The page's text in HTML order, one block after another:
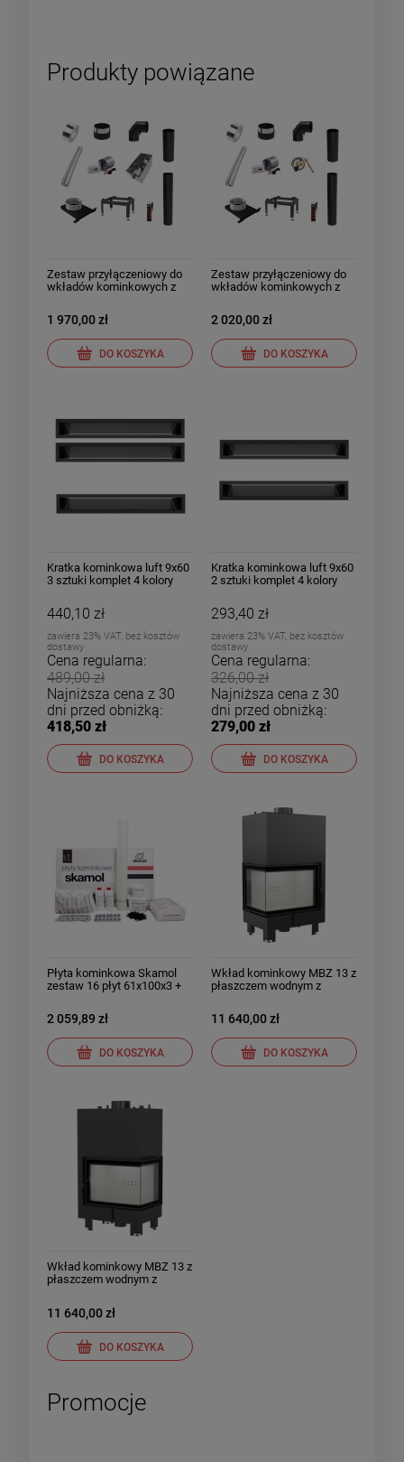
Produkty powiązane
Zestaw przyłączeniowy do
wkładów kominkowych z
układzie otwartym fi 200
1 970,00 zł
DO KOSZYKA
Zestaw przyłączeniowy do
wkładów kominkowych z
układzie zamkniętym fi 200
2 020,00 zł
DO KOSZYKA
Kratka kominkowa luft 9x60
3 sztuki komplet 4 kolory
440,10 zł
zawiera 23% VAT, bez kosztów
dostawy
Cena regularna:
489,00 zł
Najniższa cena z 30
dni przed obniżką:
418,50 zł
DO KOSZYKA
Kratka kominkowa luft 9x60
2 sztuki komplet 4 kolory
293,40 zł
zawiera 23% VAT, bez kosztów
dostawy
Cena regularna:
326,00 zł
Najniższa cena z 30
dni przed obniżką:
279,00 zł
DO KOSZYKA
Płyta kominkowa Skamol
zestaw 16 płyt 61x100x3 +
2 059,89 zł
DO KOSZYKA
Wkład kominkowy MBZ 13 z
płaszczem wodnym z
11 640,00 zł
DO KOSZYKA
Wkład kominkowy MBZ 13 z
płaszczem wodnym z
11 640,00 zł
DO KOSZYKA
Promocje